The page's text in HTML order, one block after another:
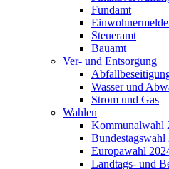
Fundamt
Steueramt
Bauamt
Ver- und Entsorgung
Wasser und
Strom und Gas
Wahlen
Kommunalwahl
Bundestagswahl
Europawahl
Landtags- und